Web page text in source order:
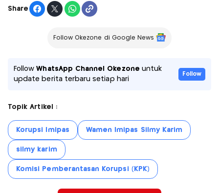
Share
Follow Okezone di Google News
FollowWhatsApp Channel Okezone untuk
update berita terbaru setiap hari
Follow
Topik Artikel :
Korupsi Imipas Wamen Imipas Silmy Karim
silmy karim
Komisi Pemberantasan Korupsi (KPK)